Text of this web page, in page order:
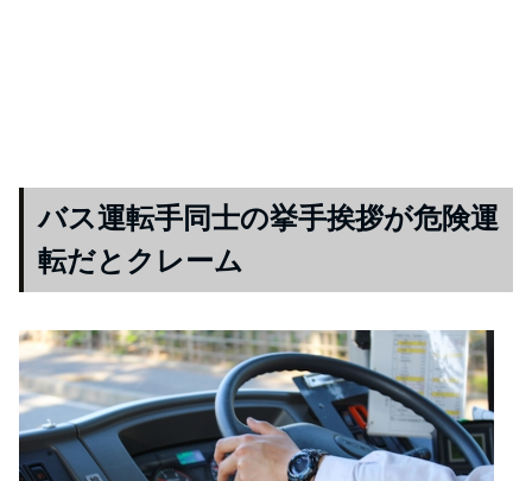
バス運転手同士の挙手挨拶が危険運
転だとクレーム